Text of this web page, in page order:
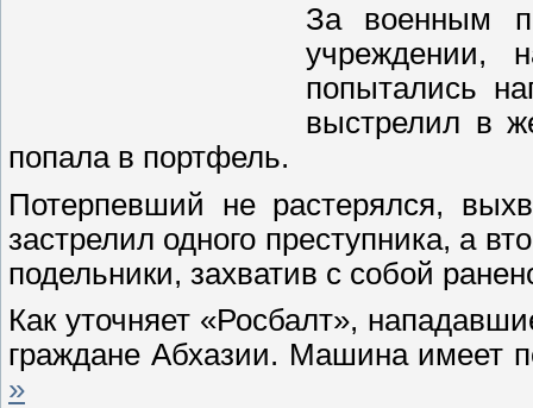
За военным
учреждении,
попытались
выстрелил в
попала в портфель.
Потерпевший не растерялся,
застрелил одного преступника, а
подельники, захватив с собой
Как уточняет «Росбалт»,
граждане Абхазии. Машина имеет
»